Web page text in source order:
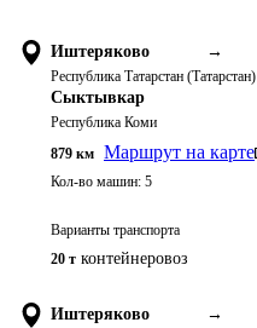
Иштеряково →
Республика Татарстан (Татарстан)
Сыктывкар
Республика Коми
879 км Маршрут на карте
Кол-во машин: 5
Варианты транспорта
20 т контейнеровоз
Иштеряково →